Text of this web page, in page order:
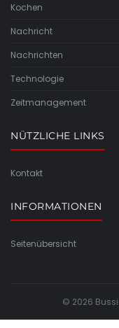
Kochen
Nachricht
Nachrichten
Technologie
Zeitmanagement
NÜTZLICHE LINKS
Kontakt
INFORMATIONEN
Seitenübersicht
© 2026